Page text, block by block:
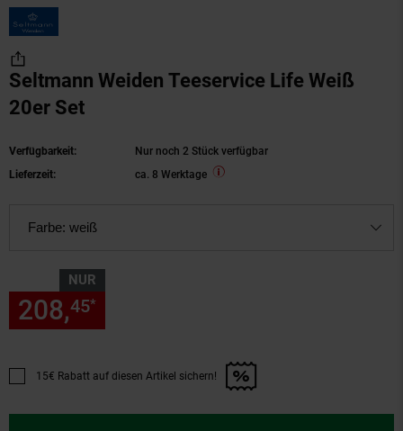
Seltmann Weiden Teeservice Life Weiß
20er Set
Verfügbarkeit:
Nur noch 2 Stück verfügbar
Lieferzeit:
ca. 8 Werktage
Farbe: weiß
NUR
208,45*
Promotion "15€ Rabatt auf diesen Artikel sichern!" anwenden
15€ Rabatt auf diesen Artikel sichern!